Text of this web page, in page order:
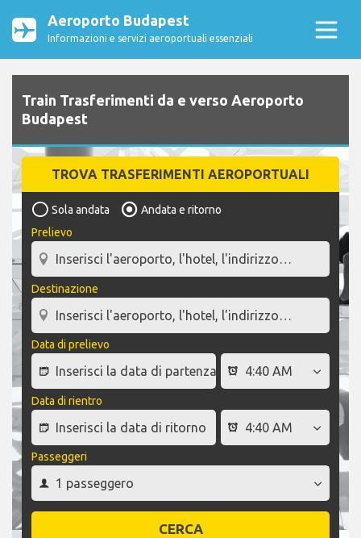
Aeroporto Budapest
Informazioni e servizi aeroportuali essenziali
Train Trasferimenti da e verso Aeroporto
Budapest
TROVA TRASFERIMENTI AEROPORTUALI
Sola andata
Andata e ritorno
Prelievo
Destinazione
Data di prelievo
Data di rientro
Passeggeri
CERCA